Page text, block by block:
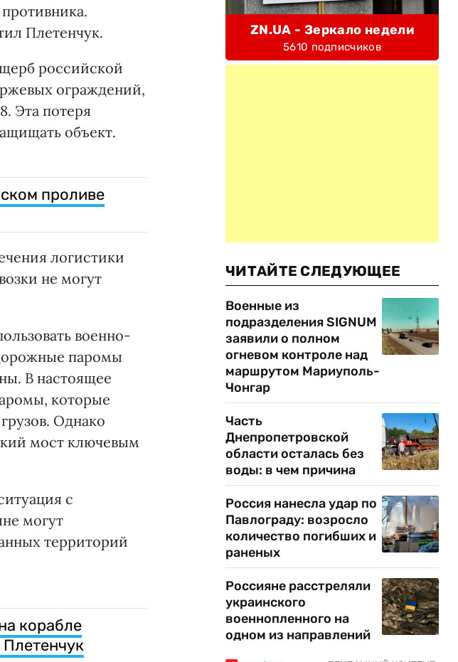
Плетенчук.
российской
ограждений,
Эта потеря
объект.
проливе
логистики
не могут
военно-
паромы
В настоящее
которые
Однако
мост ключевым
с
могут
территорий
корабле
ZN.UA - Зеркало недели
5610 подписчиков
ЧИТАЙТЕ СЛЕДУЮЩЕЕ
Военные из
подразделения SIGNUM
заявили о полном
огневом контроле над
маршрутом Мариуполь-
Чонгар
Часть
Днепропетровской
области осталась без
воды: в чем причина
Россия нанесла удар по
Павлограду: возросло
количество погибших и
раненых
Россияне расстреляли
украинского
военнопленного на
одном из направлений